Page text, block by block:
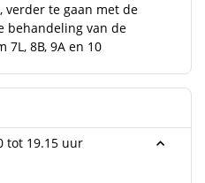
verder te gaan met de
behandeling van de
7L, 8B, 9A en 10
tot 19.15 uur